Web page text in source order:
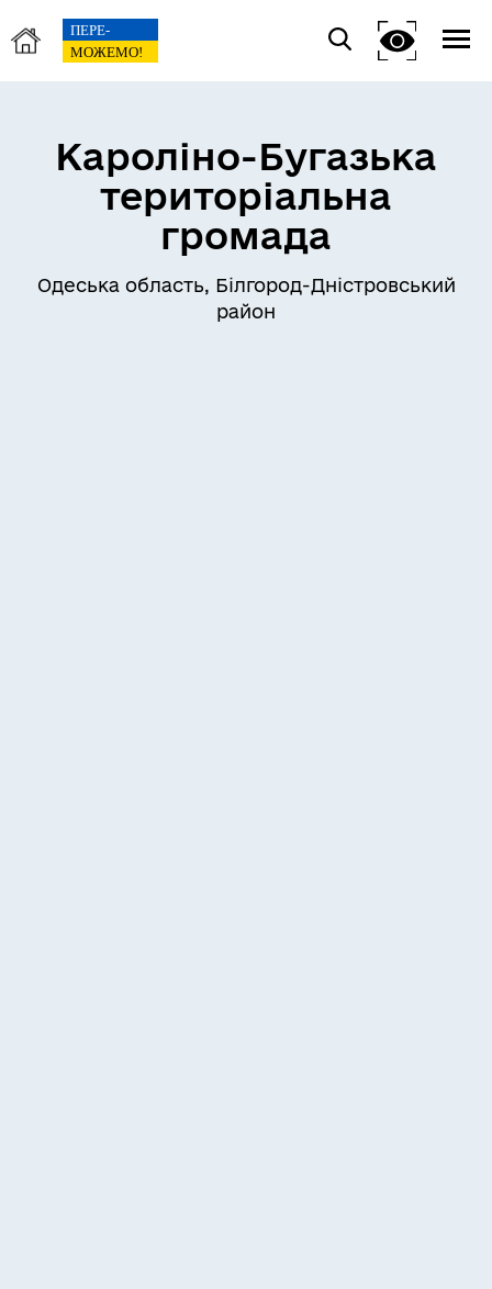
Кароліно-Бугазька
територіальна
громада
Одеська область, Білгород-Дністровський
район